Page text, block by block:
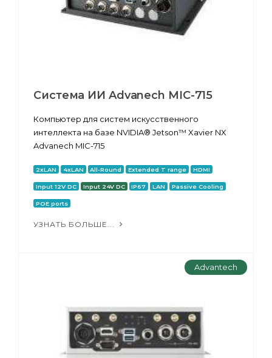
Система ИИ Advanech MIC-715
Компьютер для систем искусственного
интеллекта на базе NVIDIA® Jetson™ Xavier NX
Advanech MIC-715
2xLAN 4xLAN All-Round Extended T range HDMI
Input 12V DC Input 24V DC IP67 LAN Passive Cooling
POE ports
УЗНАТЬ БОЛЬШЕ...
Advantech